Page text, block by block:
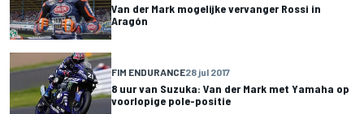
Van der Mark mogelijke vervanger Rossi in
Aragón
FIM ENDURANCE28 jul 2017
8 uur van Suzuka: Van der Mark met Yamaha op
voorlopige pole-positie